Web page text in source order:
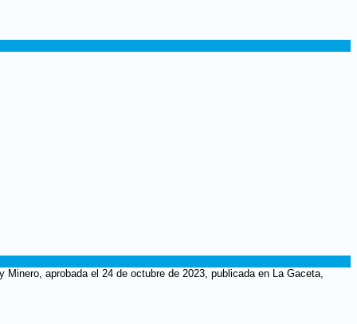
aprobada el 24 de octubre de 2023, publicada en La Gaceta,